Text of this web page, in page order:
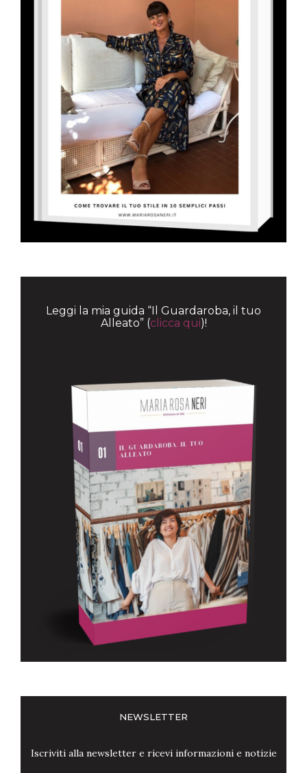
Leggi la mia guida “Il Guardaroba, il tuo
Alleato” (clicca qui)!
NEWSLETTER
Iscriviti alla newsletter e ricevi informazioni e notizie